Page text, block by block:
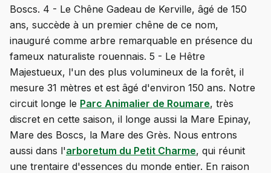
Boscs. 4 - Le Chêne Gadeau de Kerville, âgé de 150
ans, succède à un premier chêne de ce nom,
inauguré comme arbre remarquable en présence du
fameux naturaliste rouennais. 5 - Le Hêtre
Majestueux, l'un des plus volumineux de la forêt, il
mesure 31 mètres et est âgé d'environ 150 ans. Notre
circuit longe le Parc Animalier de Roumare, très
discret en cette saison, il longe aussi la Mare Epinay,
Mare des Boscs, la Mare des Grès. Nous entrons
aussi dans l'arboretum du Petit Charme, qui réunit
une trentaire d'essences du monde entier. En raison